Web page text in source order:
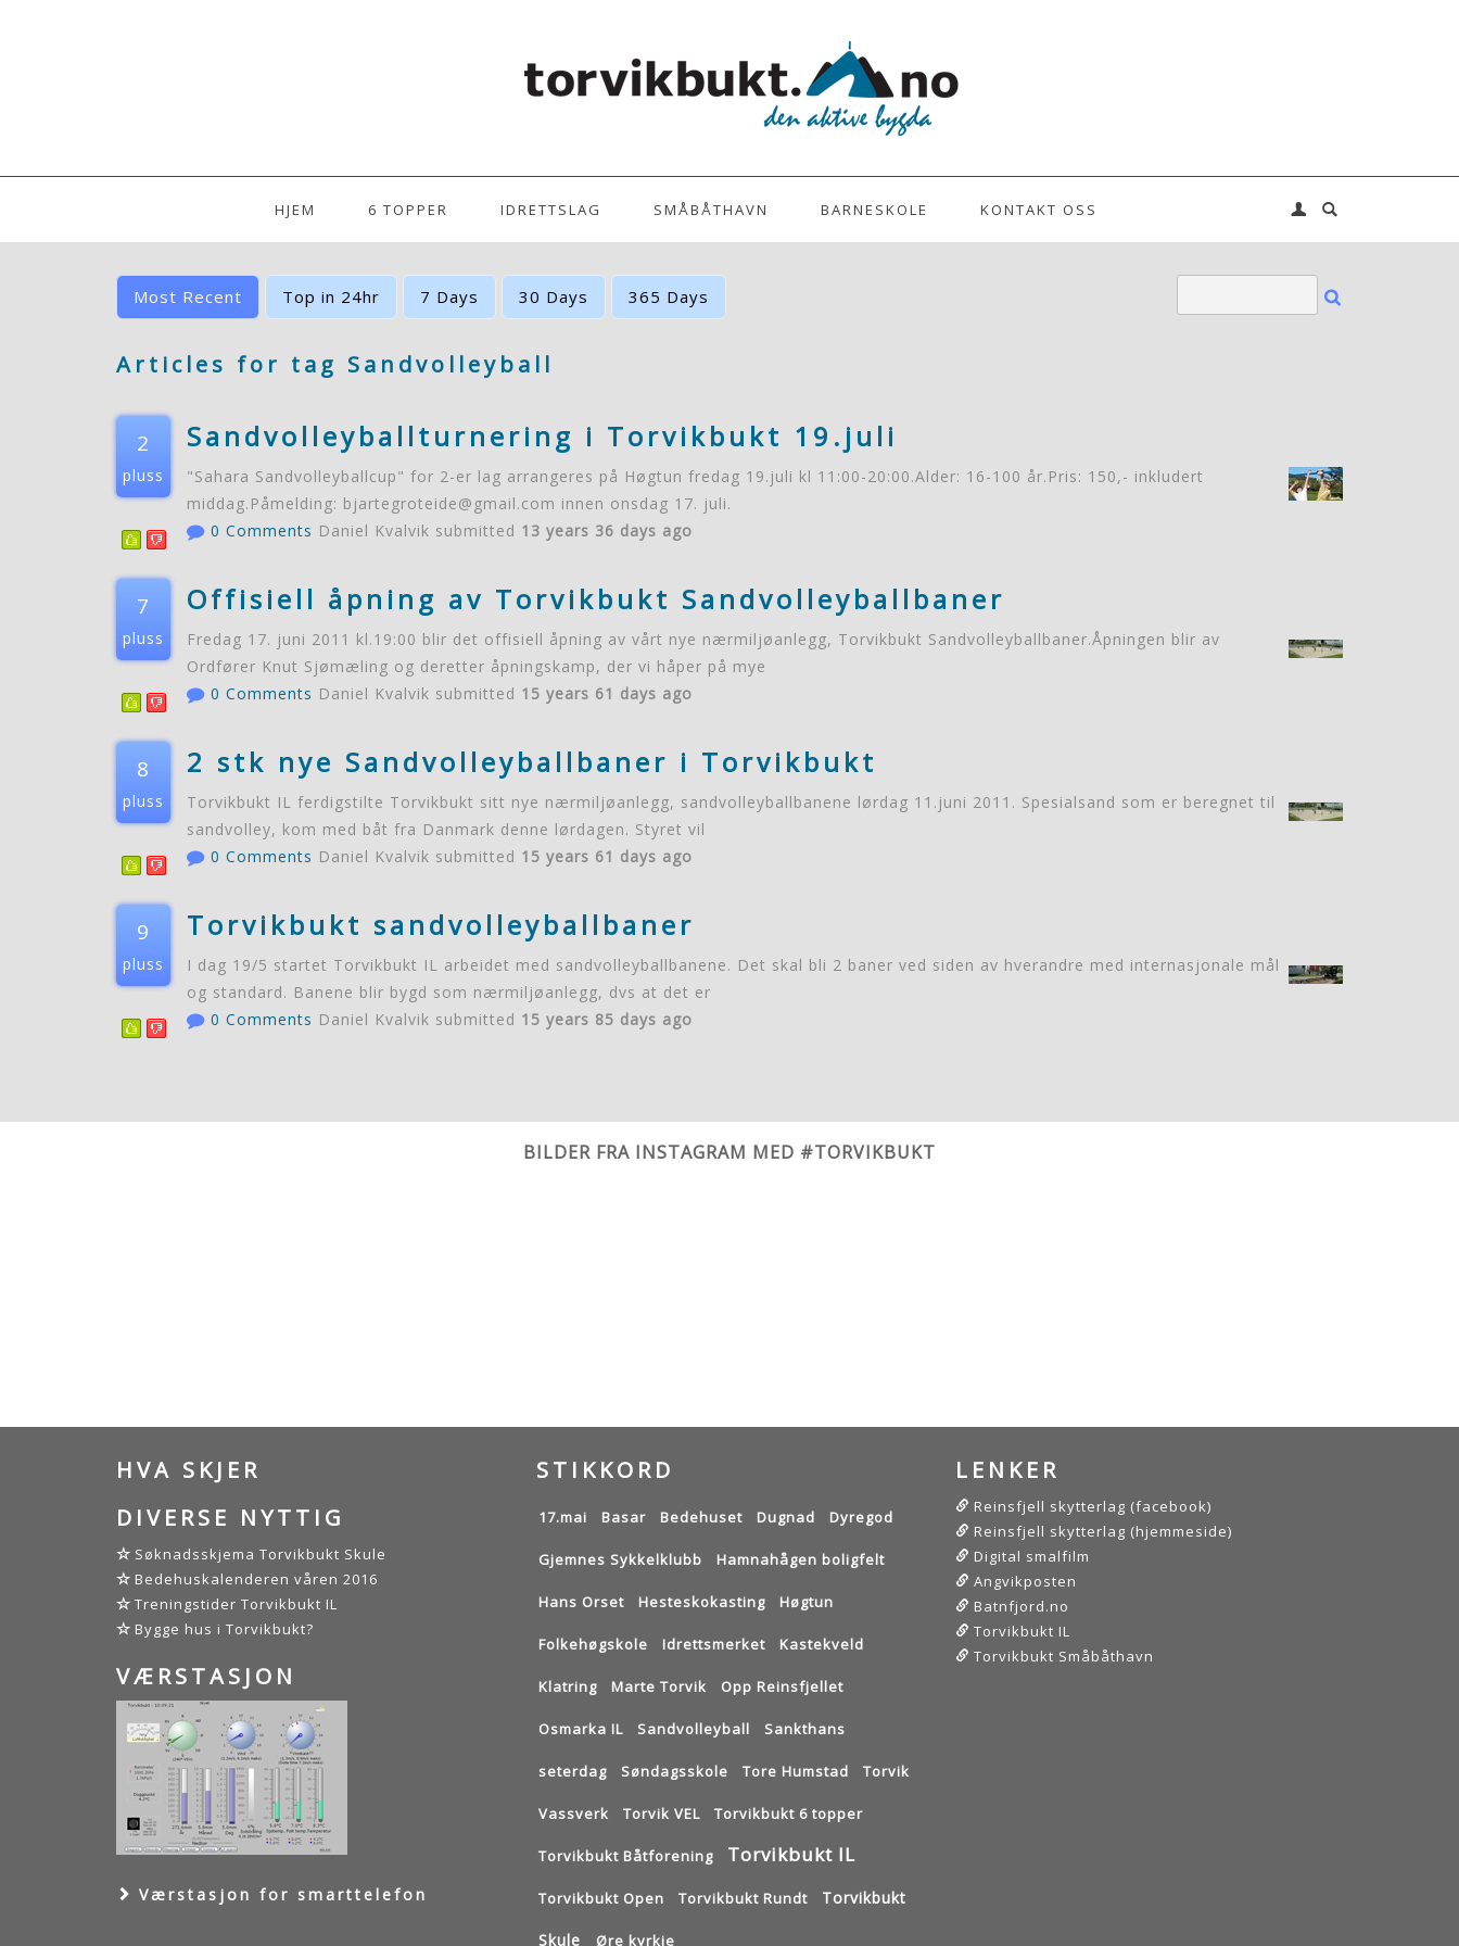
HJEM 6 TOPPER IDRETTSLAG SMÅBÅTHAVN BARNESKOLE KONTAKT OSS
Most Recent Top in 24hr 7 Days 30 Days 365 Days
Articles for tag Sandvolleyball
2
pluss
Sandvolleyballturnering i Torvikbukt 19.juli
"Sahara Sandvolleyballcup" for 2-er lag arrangeres på Høgtun fredag 19.juli kl 11:00-20:00.Alder: 16-100 år.Pris: 150,- inkludert
middag.Påmelding: bjartegroteide@gmail.com innen onsdag 17. juli.
0 Comments Daniel Kvalvik submitted 13 years 36 days ago
7
pluss
Offisiell åpning av Torvikbukt Sandvolleyballbaner
Fredag 17. juni 2011 kl.19:00 blir det offisiell åpning av vårt nye nærmiljøanlegg, Torvikbukt Sandvolleyballbaner.Åpningen blir av
Ordfører Knut Sjømæling og deretter åpningskamp, der vi håper på mye
0 Comments Daniel Kvalvik submitted 15 years 61 days ago
8
pluss
2 stk nye Sandvolleyballbaner i Torvikbukt
Torvikbukt IL ferdigstilte Torvikbukt sitt nye nærmiljøanlegg, sandvolleyballbanene lørdag 11.juni 2011. Spesialsand som er beregnet til
sandvolley, kom med båt fra Danmark denne lørdagen. Styret vil
0 Comments Daniel Kvalvik submitted 15 years 61 days ago
9
pluss
Torvikbukt sandvolleyballbaner
I dag 19/5 startet Torvikbukt IL arbeidet med sandvolleyballbanene. Det skal bli 2 baner ved siden av hverandre med internasjonale mål
og standard. Banene blir bygd som nærmiljøanlegg, dvs at det er
0 Comments Daniel Kvalvik submitted 15 years 85 days ago
BILDER FRA INSTAGRAM MED #TORVIKBUKT
HVA SKJER
DIVERSE NYTTIG
Søknadsskjema Torvikbukt Skule
Bedehuskalenderen våren 2016
Treningstider Torvikbukt IL
Bygge hus i Torvikbukt?
VÆRSTASJON
Værstasjon for smarttelefon
STIKKORD
17.mai Basar Bedehuset Dugnad Dyregod
Gjemnes Sykkelklubb Hamnahågen boligfelt
Hans Orset Hesteskokasting Høgtun
Folkehøgskole Idrettsmerket Kastekveld
Klatring Marte Torvik Opp Reinsfjellet
Osmarka IL Sandvolleyball Sankthans
seterdag Søndagsskole Tore Humstad Torvik
Vassverk Torvik VEL Torvikbukt 6 topper
Torvikbukt Båtforening Torvikbukt IL
Torvikbukt Open Torvikbukt Rundt Torvikbukt
Skule Øre kyrkje
LENKER
Reinsfjell skytterlag (facebook)
Reinsfjell skytterlag (hjemmeside)
Digital smalfilm
Angvikposten
Batnfjord.no
Torvikbukt IL
Torvikbukt Småbåthavn